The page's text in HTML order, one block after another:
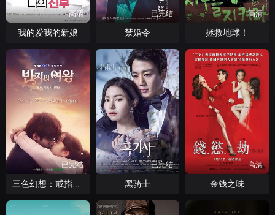
高清
我的爱我的新娘
已完结
禁婚令
高清
拯救地球！
已完结
三色幻想：戒指的女王
已完结
黑骑士
高清
金钱之味